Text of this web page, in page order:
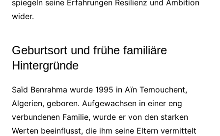
spiegeln seine Erfahrungen Resilienz und Ambition
wider.
Geburtsort und frühe familiäre
Hintergründe
Saïd Benrahma wurde 1995 in Aïn Temouchent,
Algerien, geboren. Aufgewachsen in einer eng
verbundenen Familie, wurde er von den starken
Werten beeinflusst, die ihm seine Eltern vermittelt